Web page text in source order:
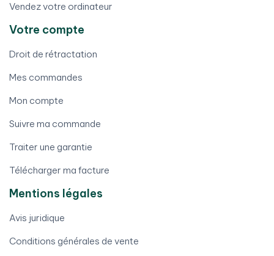
Vendez votre ordinateur
Votre compte
Droit de rétractation
Mes commandes
Mon compte
Suivre ma commande
Traiter une garantie
Télécharger ma facture
Mentions légales
Avis juridique
Conditions générales de vente